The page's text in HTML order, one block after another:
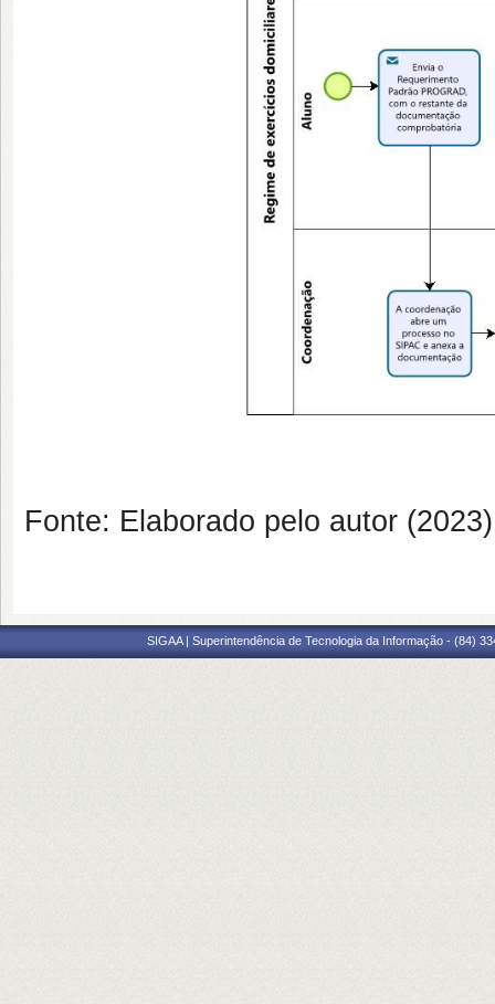
Fonte: Elaborado pelo autor (2023)
SIGAA | Superintendência de Tecnologia da Informação - (84)